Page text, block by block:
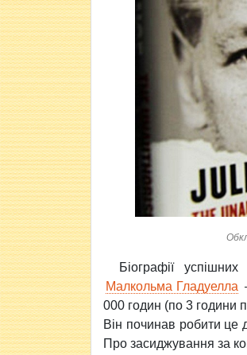
Біографії
Малкольма Гладуелла
000 годин (по 3 години
Він починав робити це
Про засиджування за